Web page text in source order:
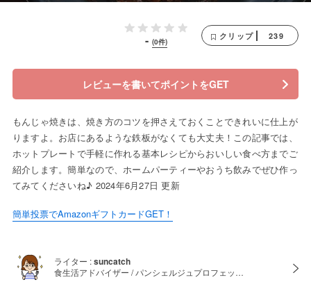
- (0件)
クリップ 239
レビューを書いてポイントをGET
もんじゃ焼きは、焼き方のコツを押さえておくことできれいに仕上が
りますよ。お店にあるような鉄板がなくても大丈夫！この記事では、
ホットプレートで手軽に作れる基本レシピからおいしい食べ方までご
紹介します。簡単なので、ホームパーティーやおうち飲みでぜひ作っ
てみてくださいね♪ 2024年6月27日 更新
簡単投票でAmazonギフトカードGET！
ライター :suncatch
食生活アドバイザー / パンシェルジュプロフェッ…